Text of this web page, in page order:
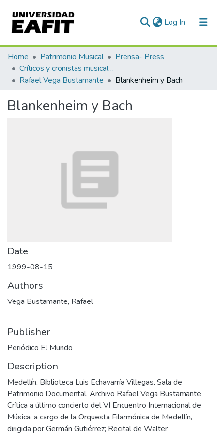
Log In (current)
Communities & Collections
All of DSpace
Home Patrimonio Musical
Prensa- Press
Críticos y cronistas musicales
Rafael Vega Bustamante
Blankenheim y Bach
Blankenheim y Bach
Date
1999-08-15
Authors
Vega Bustamante, Rafael
Publisher
Periódico El Mundo
Description
Medellín, Biblioteca Luis Echavarría Villegas, Sala de
Patrimonio Documental, Archivo Rafael Vega Bustamante
Crítica a último concierto del VI Encuentro Internacional de
Música, a cargo de la Orquesta Filarmónica de Medellín,
dirigida por Germán Gutiérrez; Recital de Walter